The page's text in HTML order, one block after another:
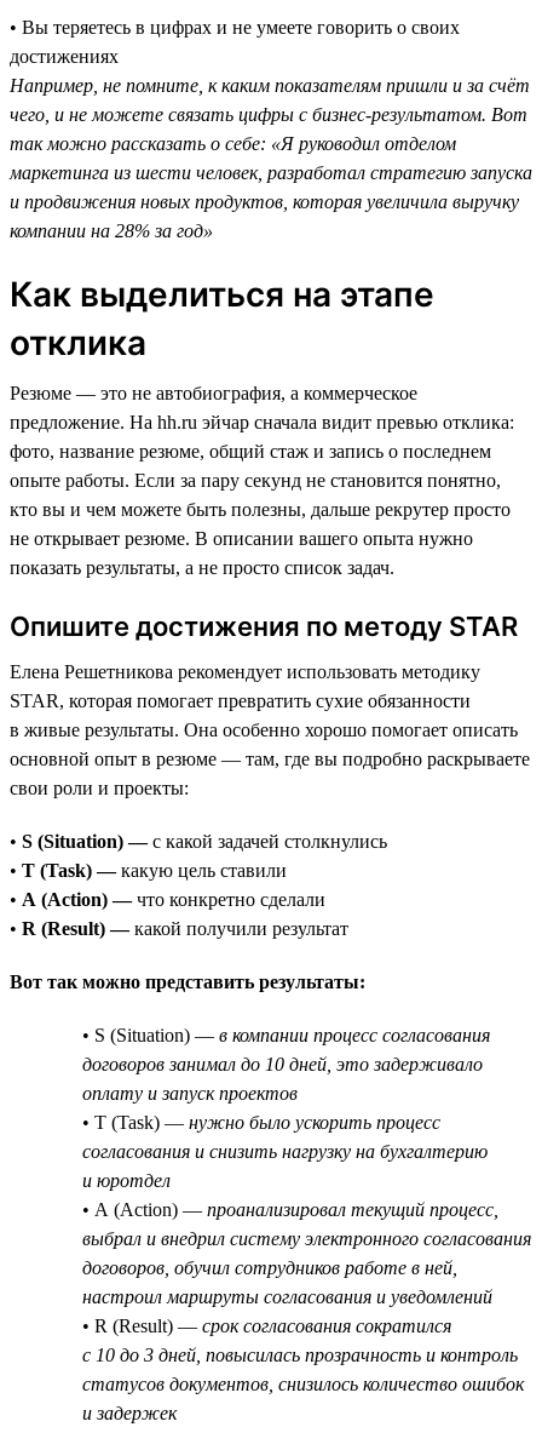
• Вы теряетесь в цифрах и не умеете говорить о своих
достижениях
Например, не помните, к каким показателям пришли и за счёт
чего, и не можете связать цифры с бизнес-результатом. Вот
так можно рассказать о себе: «Я руководил отделом
маркетинга из шести человек, разработал стратегию запуска
и продвижения новых продуктов, которая увеличила выручку
компании на 28% за год»
Как выделиться на этапе
отклика
Резюме — это не автобиография, а коммерческое
предложение. На hh.ru эйчар сначала видит превью отклика:
фото, название резюме, общий стаж и запись о последнем
опыте работы. Если за пару секунд не становится понятно,
кто вы и чем можете быть полезны, дальше рекрутер просто
не открывает резюме. В описании вашего опыта нужно
показать результаты, а не просто список задач.
Опишите достижения по методу STAR
Елена Решетникова рекомендует использовать методику
STAR, которая помогает превратить сухие обязанности
в живые результаты. Она особенно хорошо помогает описать
основной опыт в резюме — там, где вы подробно раскрываете
свои роли и проекты:
• S (Situation) —с какой задачей столкнулись
• T (Task) —какую цель ставили
• A (Action) —что конкретно сделали
• R (Result) —какой получили результат
Вот так можно представить результаты:
• S (Situation) — в компании процесс согласования
договоров занимал до 10 дней, это задерживало
оплату и запуск проектов
• T (Task) — нужно было ускорить процесс
согласования и снизить нагрузку на бухгалтерию
и юротдел
• A (Action) — проанализировал текущий процесс,
выбрал и внедрил систему электронного согласования
договоров, обучил сотрудников работе в ней,
настроил маршруты согласования и уведомлений
• R (Result) — срок согласования сократился
с 10 до 3 дней, повысилась прозрачность и контроль
статусов документов, снизилось количество ошибок
и задержек